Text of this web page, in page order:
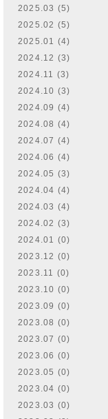
2025.03 (5)
2025.02 (5)
2025.01 (4)
2024.12 (3)
2024.11 (3)
2024.10 (3)
2024.09 (4)
2024.08 (4)
2024.07 (4)
2024.06 (4)
2024.05 (3)
2024.04 (4)
2024.03 (4)
2024.02 (3)
2024.01 (0)
2023.12 (0)
2023.11 (0)
2023.10 (0)
2023.09 (0)
2023.08 (0)
2023.07 (0)
2023.06 (0)
2023.05 (0)
2023.04 (0)
2023.03 (0)